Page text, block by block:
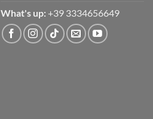
What's up: +39 3334656649